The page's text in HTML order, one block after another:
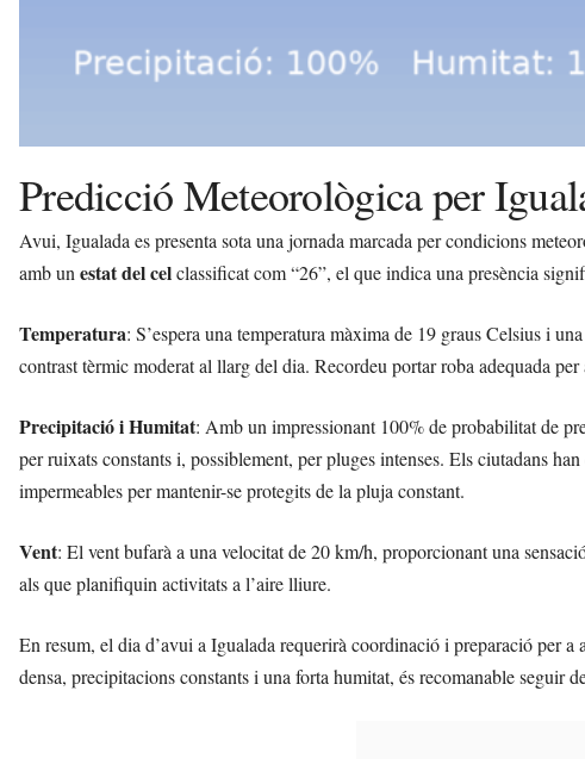
Predicció Meteorològica per
Avui, Igualada es presenta sota una jornada marcada per condicions
amb un estat del celclassificat com “26”, el que indica una presència
Temperatura: S’espera una temperatura màxima de 19 graus Celsius i
contrast tèrmic moderat al llarg del dia. Recordeu portar roba adequada per
Precipitació i Humitat: Amb un impressionant 100% de probabilitat de
per ruixats constants i, possiblement, per pluges intenses. Els ciutadans
impermeables per mantenir-se protegits de la pluja constant.
Vent: El vent bufarà a una velocitat de 20 km/h, proporcionant una
als que planifiquin activitats a l’aire lliure.
En resum, el dia d’avui a Igualada requerirà coordinació i preparació per
densa, precipitacions constants i una forta humitat, és recomanable seguir